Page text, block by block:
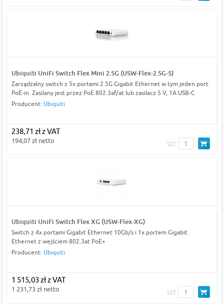
Ubiquiti UniFi Switch Flex Mini 2.5G (USW-Flex-2.5G-5)
Zarządzalny switch z 5x portami 2.5G Gigabit Ethernet w tym jeden port
PoE-in. Zasilany jest przez PoE 802.3af/at lub zasilacz 5 V, 1A USB-C
Producent: Ubiquiti
238,71 zł z VAT
194,07 zł netto szt
Ubiquiti UniFi Switch Flex XG (USW-Flex-XG)
Switch z 4x portami Gigabit Ethernet 10Gb/s i 1x portem Gigabit
Ethernet z wejściem 802.3at PoE+
Producent: Ubiquiti
1 515,03 zł z VAT
1 231,73 zł netto szt